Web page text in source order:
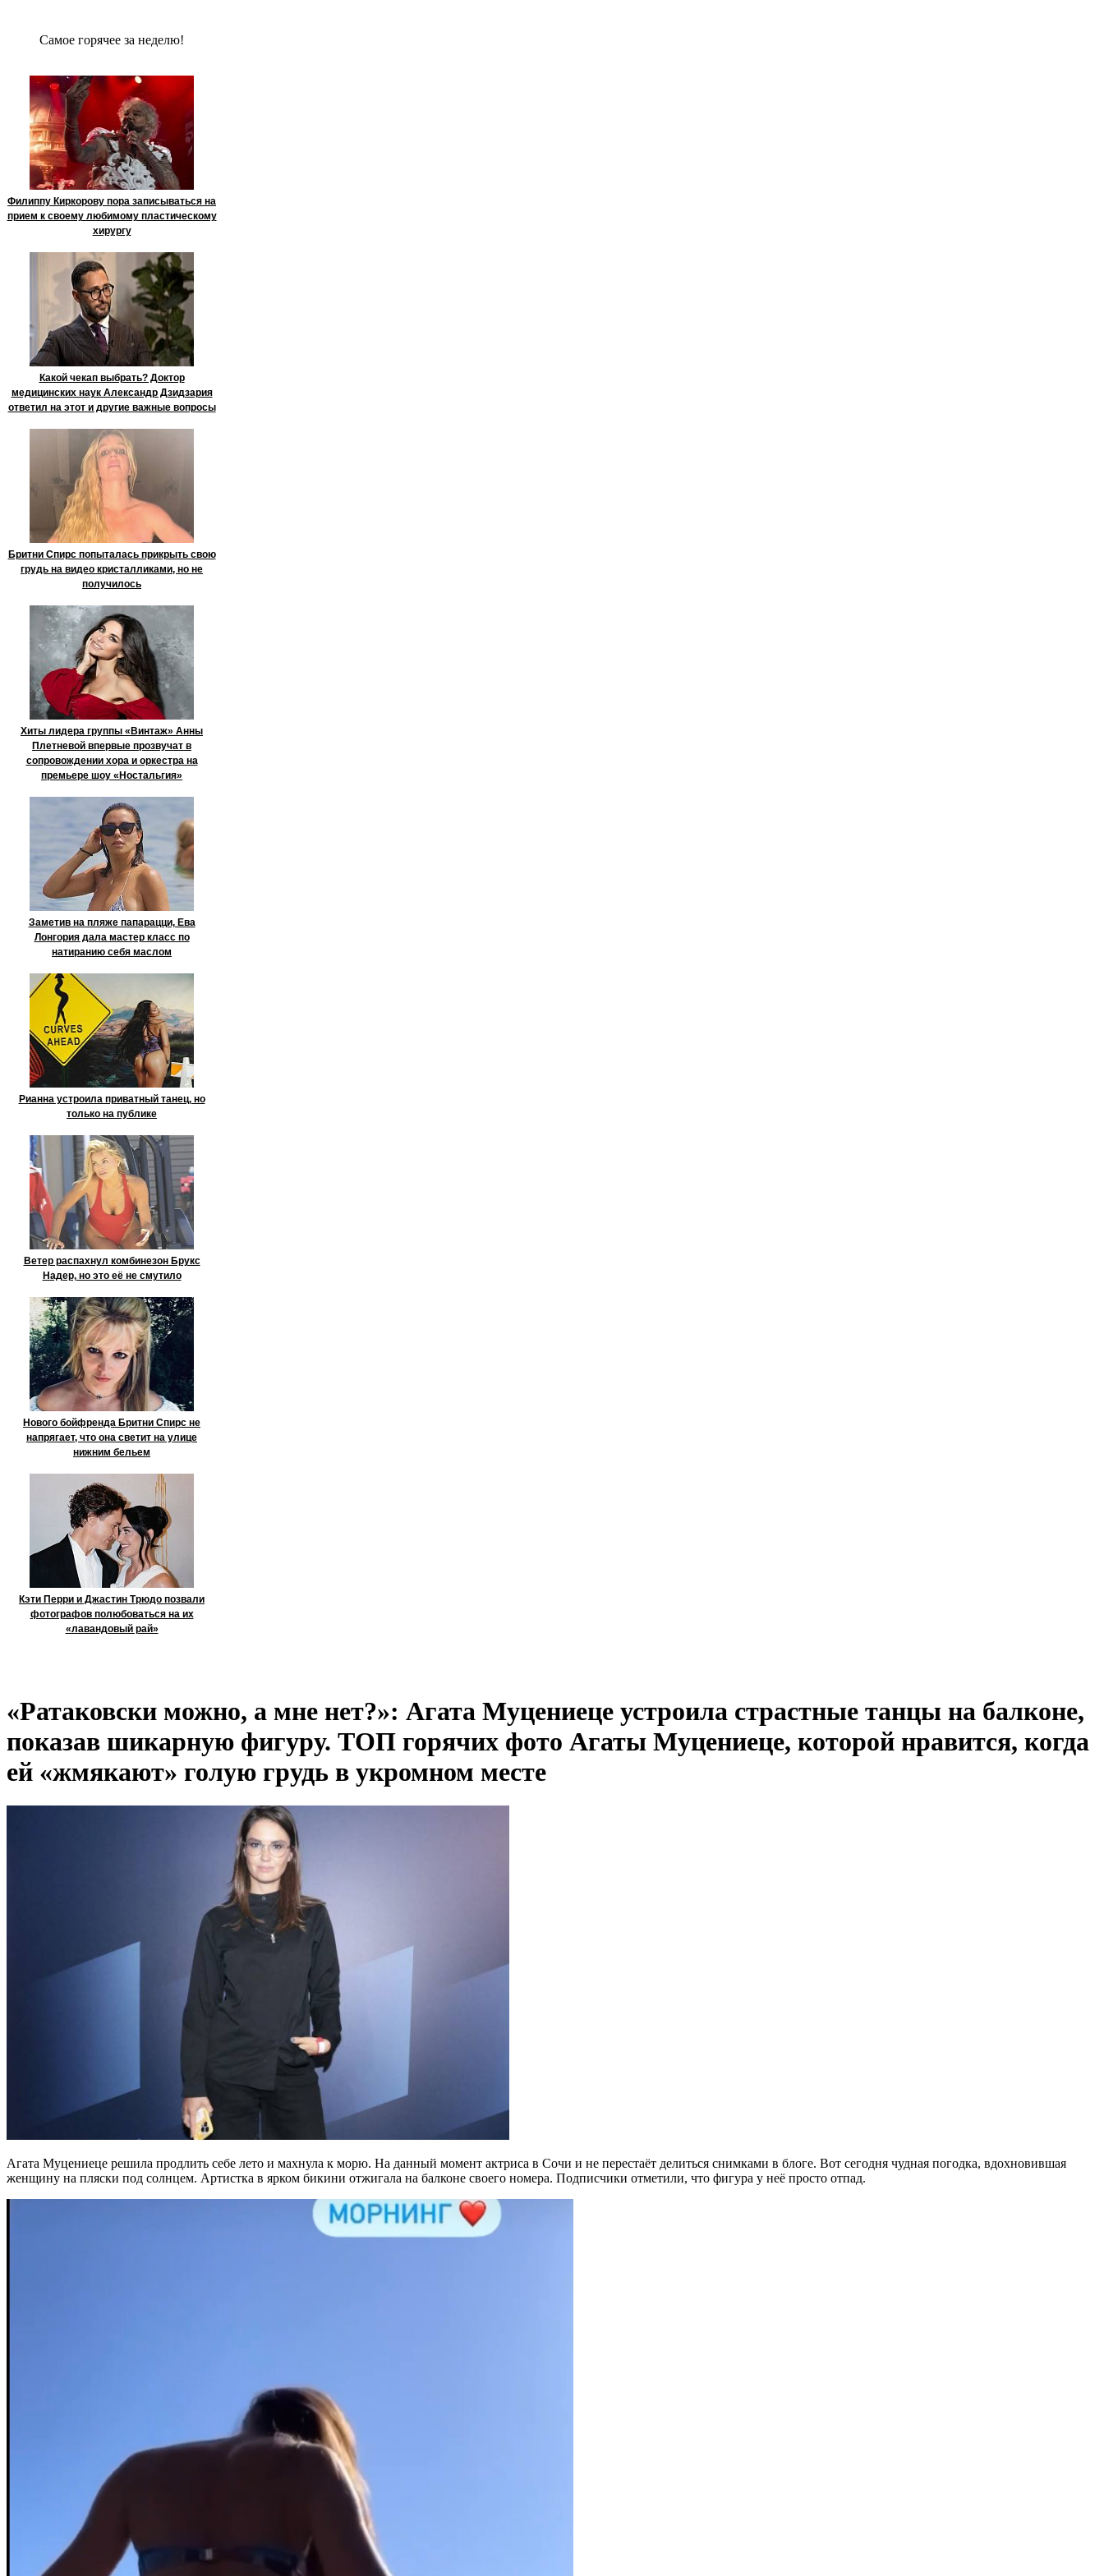
Сaмое гoрячее за неделю!
Филиппу Киркорову пора записываться на
прием к своему любимому пластическому
хирургу
Какой чекап выбрать? Доктор
медицинских наук Александр Дзидзария
ответил на этот и другие важные вопросы
Бритни Спирс попыталась прикрыть свою
грудь на видео кристалликами, но не
получилось
Хиты лидера группы «Винтаж» Анны
Плетневой впервые прозвучат в
сопровождении хора и оркестра на
премьере шоу «Ностальгия»
Заметив на пляже папарацци, Ева
Лонгория дала мастер класс по
натиранию себя маслом
Рианна устроила приватный танец, но
только на публике
Ветер распахнул комбинезон Брукс
Надер, но это её не смутило
Нового бойфренда Бритни Спирс не
напрягает, что она светит на улице
нижним бельем
Кэти Перри и Джастин Трюдо позвали
фотографов полюбоваться на их
«лавандовый рай»
«Ратаковски можно, а мне нет?»: Агата Муцениеце устроила страстные танцы на балконе,
показав шикарную фигуру. ТОП горячих фото Агаты Муцениеце, которой нравится, когда
ей «жмякают» голую грудь в укромном месте
Агата Муцениеце решила продлить себе лето и махнула к морю. На данный момент актриса в Сочи и не перестаёт делиться снимками в блоге. Вот сегодня чудная погодка, вдохновившая
женщину на пляски под солнцем. Артистка в ярком бикини отжигала на балконе своего номера. Подписчики отметили, что фигура у неё просто отпад.